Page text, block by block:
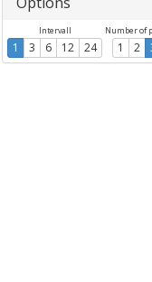
Intervall
1 3 6 12 24
Number of
1 2